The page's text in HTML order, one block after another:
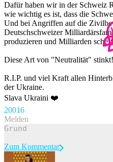
Dafür haben wir in der Schweiz
wie wichtig es ist, dass die
Und bei Angriffen auf die
Deutschschweizer
produzieren und Milliarden
Diese Art von "Neutralität" stinkt!
R.I.P. und viel Kraft allen
der Ukraine.
Slava Ukraini ❤️
20016
Melden
Zum Kommentar